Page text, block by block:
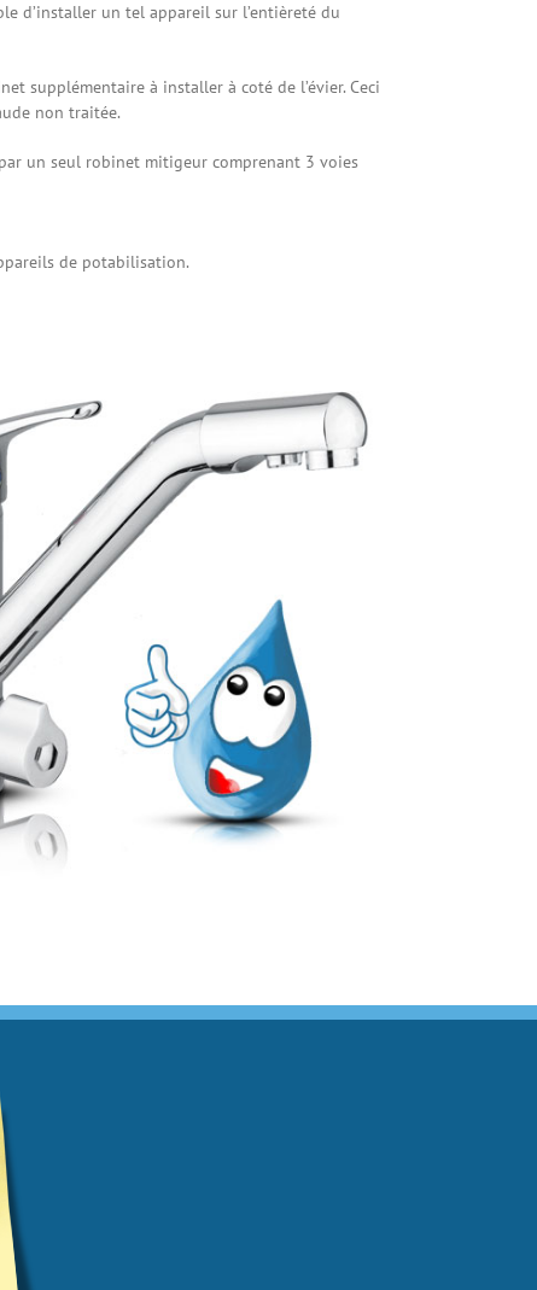
d’installer un tel appareil sur l’entièreté du
supplémentaire à installer à coté de l’évier. Ceci
non traitée.
un seul robinet mitigeur comprenant 3 voies
de potabilisation.